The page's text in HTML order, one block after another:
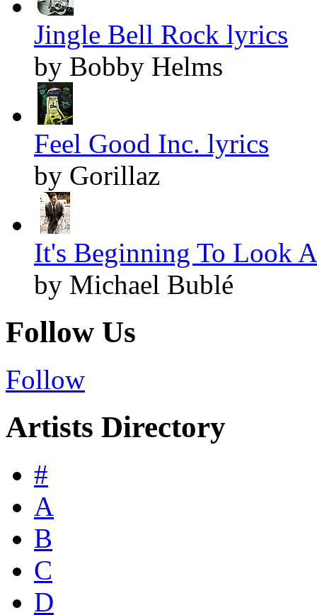
Jingle Bell Rock lyrics
by Bobby Helms
Feel Good Inc. lyrics
by Gorillaz
It's Beginning To Look
by Michael Bublé
Follow Us
Follow
Artists Directory
#
A
B
C
D